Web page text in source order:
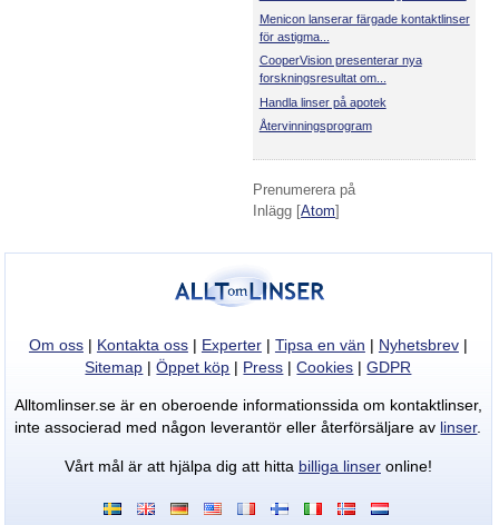
Menicon lanserar färgade kontaktlinser
för astigma...
CooperVision presenterar nya
forskningsresultat om...
Handla linser på apotek
Återvinningsprogram
Prenumerera på
Inlägg [Atom]
Om oss| Kontakta oss| Experter| Tipsa en vän | Nyhetsbrev|
Sitemap |Öppet köp | Press |Cookies |GDPR
Alltomlinser.se är en oberoende informationssida om kontaktlinser,
inte associerad med någon leverantör eller återförsäljare av linser.
Vårt mål är att hjälpa dig att hitta billiga linseronline!